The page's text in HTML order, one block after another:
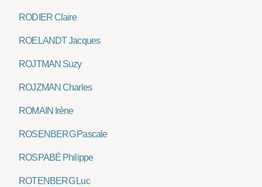
RODIER Claire
ROELANDT Jacques
ROJTMAN Suzy
ROJZMAN Charles
ROMAIN Irène
ROSENBERG Pascale
ROSPABÉ Philippe
ROTENBERG Luc